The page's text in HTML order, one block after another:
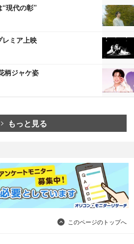
現代の彰”
レミア上映
柄ジャケ姿
もっと見る
このページのトップへ